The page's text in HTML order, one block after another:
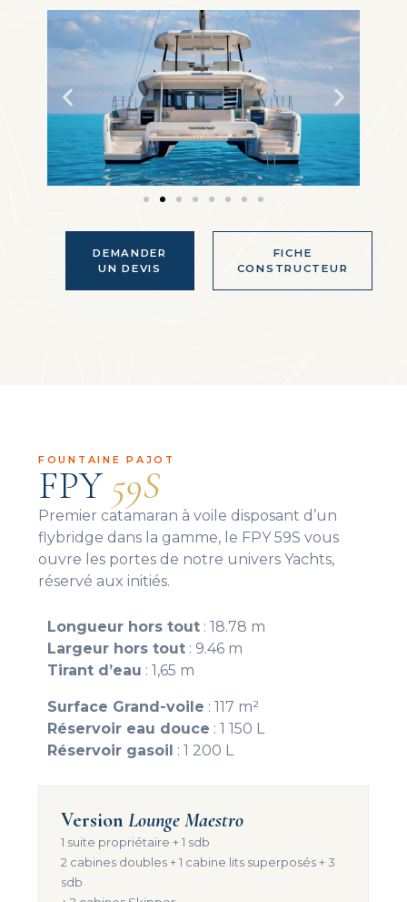
DEMANDER
UN DEVIS
FICHE
CONSTRUCTEUR
FOUNTAINE PAJOT
FPY 59S
Premier catamaran à voile disposant d’un
flybridge dans la gamme, le FPY 59S vous
ouvre les portes de notre univers Yachts,
réservé aux initiés.
Longueur hors tout : 18.78 m
Largeur hors tout : 9.46 m
Tirant d’eau : 1,65 m
Surface Grand-voile : 117 m²
Réservoir eau douce : 1 150 L
Réservoir gasoil : 1 200 L
Version Lounge Maestro
1 suite propriétaire + 1 sdb
2 cabines doubles + 1 cabine lits superposés + 3
sdb